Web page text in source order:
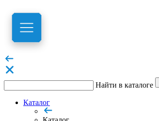
Найти в каталоге
Каталог